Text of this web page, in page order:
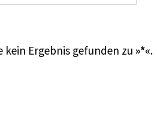
kein Ergebnis gefunden zu»*«.